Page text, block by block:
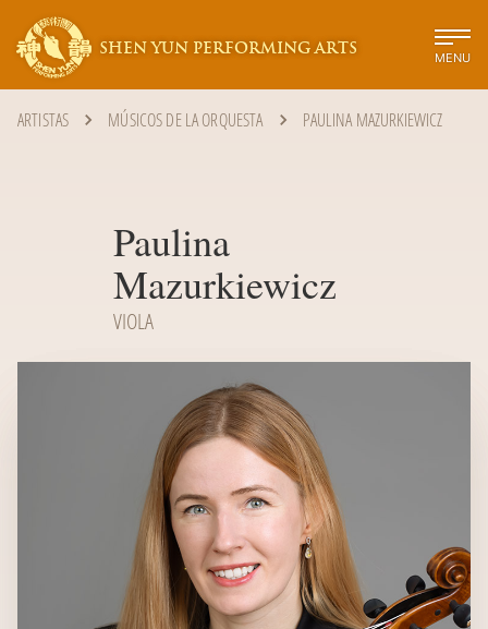
SHEN YUN PERFORMING ARTS MENU
ARTISTAS MÚSICOS DE LA ORQUESTA PAULINA MAZURKIEWICZ
Paulina
Mazurkiewicz
VIOLA